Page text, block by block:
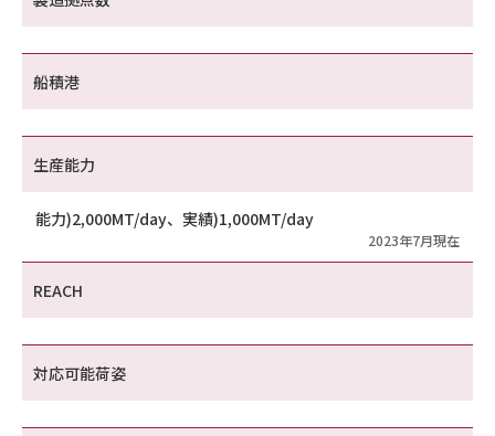
船積港
生産能力
能力)2,000MT/day、実績)1,000MT/day
2023年7月現在
REACH
対応可能荷姿